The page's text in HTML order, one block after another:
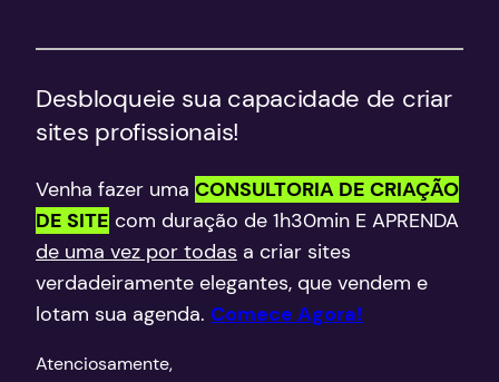
Desbloqueie sua capacidade de criar
sites profissionais!
Venha fazer uma CONSULTORIA DE CRIAÇÃO
DE SITE com duração de 1h30min E APRENDA
de uma vez por todas a criar sites
verdadeiramente elegantes, que vendem e
lotam sua agenda. Comece Agora!
​Atenciosamente,